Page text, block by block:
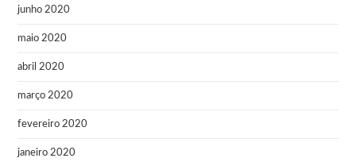
junho 2020
maio 2020
abril 2020
março 2020
fevereiro 2020
janeiro 2020